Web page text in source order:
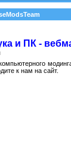
и ПК -
к нам на сайт.